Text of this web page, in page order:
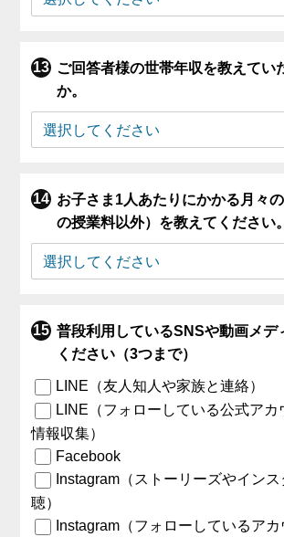
ご回答者様の世帯年収を教えてい
か。
お子さま1人あたりにかかる月々
の授業料以外）を教えてください。
普段利用しているSNSや動画メデ
ください（3つまで）
LINE（友人知人や家族と連絡）
LINE（フォローしている公式アカ
情報収集）
Facebook
Instagram（ストーリーズやイン
聴）
Instagram（フォローしているア